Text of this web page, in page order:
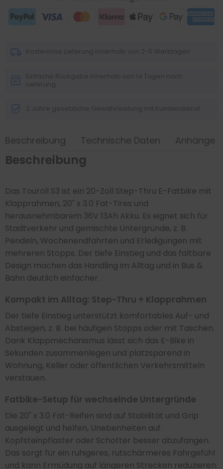
Kostenlose Lieferung innerhalb von 2-5 Werktagen
Einfache Rückgabe innerhalb von 14 Tagen nach
Lieferung
2 Jahre gesetzliche Gewährleistung mit Kundendienst
Beschreibung Technische Daten Anhänge
Beschreibung
Das Touroll S3 ist ein 20-Zoll Step-Thru E-Fatbike mit
Klapprahmen, 20" x 3.0 Fat-Tires und
herausnehmbarem 36V 13Ah Akku. Es eignet sich für
Stadtverkehr und gemischte Untergründe, z. B.
Pendeln, Wochenendfahrten und Erledigungen mit
mehreren Stopps. Der tiefe Einstieg und das faltbare
Design machen das Handling im Alltag und in Bus &
Bahn deutlich einfacher.
Kompakt im Alltag: Step-Thru + Klapprahmen
Der tiefe Einstieg unterstützt komfortables Auf- und
Absteigen, z. B. bei häufigen Stopps oder mit Taschen.
Dank Klappmechanismus lässt sich das E-Bike in
Sekunden zusammenlegen und platzsparend in
Wohnung, Keller oder öffentlichen Verkehrsmitteln
verstauen.
Fatbike-Setup für wechselnde Untergründe
Die 20" x 3.0 Fat-Reifen sind auf Stabilität und Grip
ausgelegt und helfen, Unebenheiten auf
Kopfsteinpflaster oder Schotter besser abzufangen.
Das sorgt für ein ruhigeres, rutschärmeres Fahrgefühl
und kann Ermüdung auf längeren Strecken reduzieren.